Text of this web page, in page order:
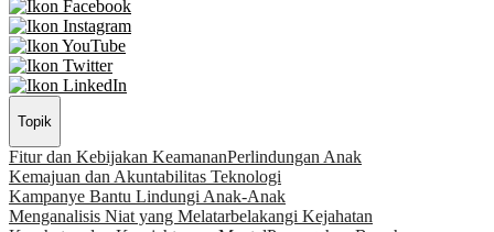
Topik
Fitur dan Kebijakan KeamananPerlindungan Anak
Kemajuan dan Akuntabilitas Teknologi
Kampanye Bantu Lindungi Anak-Anak
Menganalisis Niat yang Melatarbelakangi Kejahatan